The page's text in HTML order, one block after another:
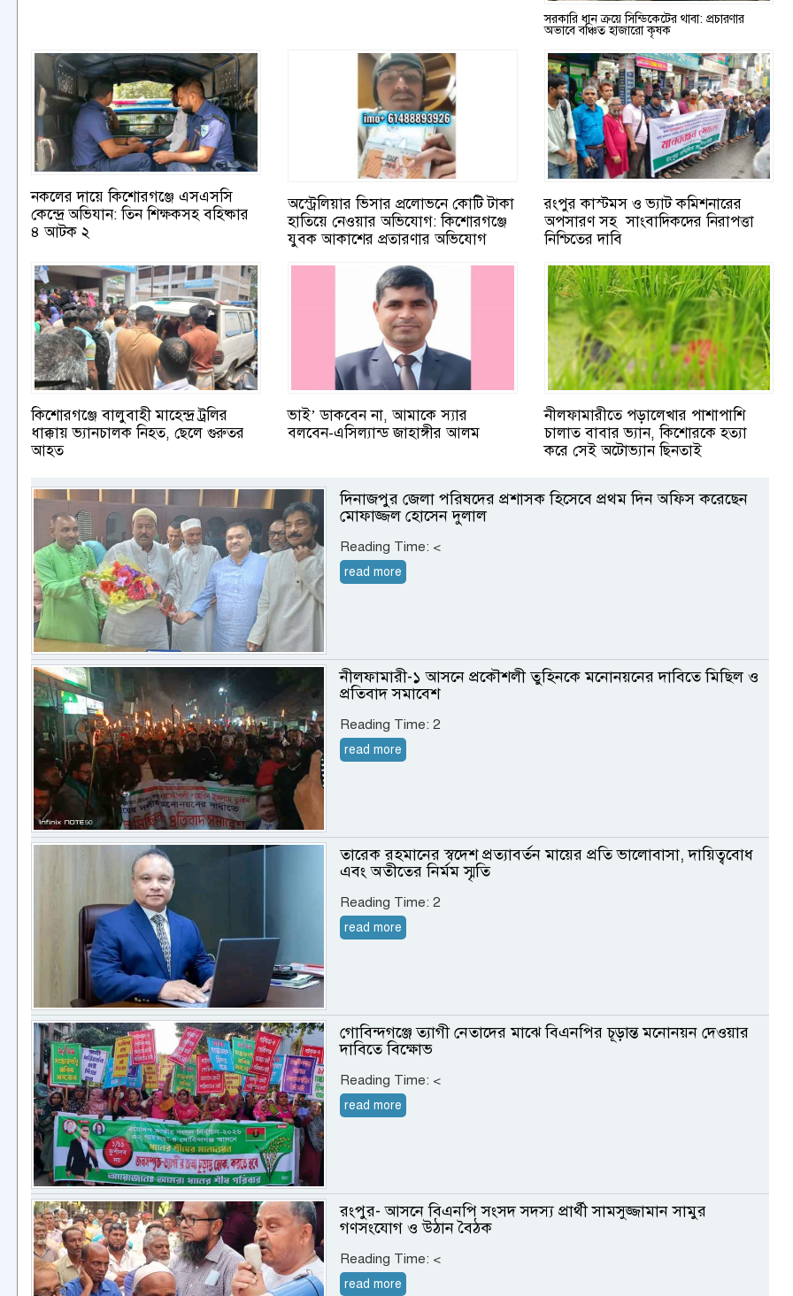
সরকারি ধান ক্রয়ে সিন্ডিকেটের থাবা: প্রচারণার
অভাবে বঞ্চিত হাজারো কৃষক
নকলের দায়ে কিশোরগঞ্জে এসএসসি
কেন্দ্রে অভিযান: তিন শিক্ষকসহ বহিষ্কার
৪ আটক ২
অস্ট্রেলিয়ার ভিসার প্রলোভনে কোটি টাকা
হাতিয়ে নেওয়ার অভিযোগ: কিশোরগঞ্জে
যুবক আকাশের প্রতারণার অভিযোগ
রংপুর কাস্টমস ও ভ্যাট কমিশনারের
অপসারণ সহ সাংবাদিকদের নিরাপত্তা
নিশ্চিতের দাবি
কিশোরগঞ্জে বালুবাহী মাহেন্দ্র ট্রলির
ধাক্কায় ভ্যানচালক নিহত, ছেলে গুরুতর
আহত
ভাই’ ডাকবেন না, আমাকে স্যার
বলবেন-এসিল্যান্ড জাহাঙ্গীর আলম
নীলফামারীতে পড়ালেখার পাশাপাশি
চালাত বাবার ভ্যান, কিশোরকে হত্যা
করে সেই অটোভ্যান ছিনতাই
দিনাজপুর জেলা পরিষদের প্রশাসক হিসেবে প্রথম দিন অফিস করেছেন
মোফাজ্জল হোসেন দুলাল
Reading Time: <
read more
নীলফামারী-১ আসনে প্রকৌশলী তুহিনকে মনোনয়নের দাবিতে মিছিল ও
প্রতিবাদ সমাবেশ
Reading Time: 2
read more
তারেক রহমানের স্বদেশ প্রত্যাবর্তন মায়ের প্রতি ভালোবাসা, দায়িত্ববোধ
এবং অতীতের নির্মম স্মৃতি
Reading Time: 2
read more
গোবিন্দগঞ্জে ত্যাগী নেতাদের মাঝে বিএনপির চূড়ান্ত মনোনয়ন দেওয়ার
দাবিতে বিক্ষোভ
Reading Time: <
read more
রংপুর- আসনে বিএনপি সংসদ সদস্য প্রার্থী সামসুজ্জামান সামুর
গণসংযোগ ও উঠান বৈঠক
Reading Time: <
read more